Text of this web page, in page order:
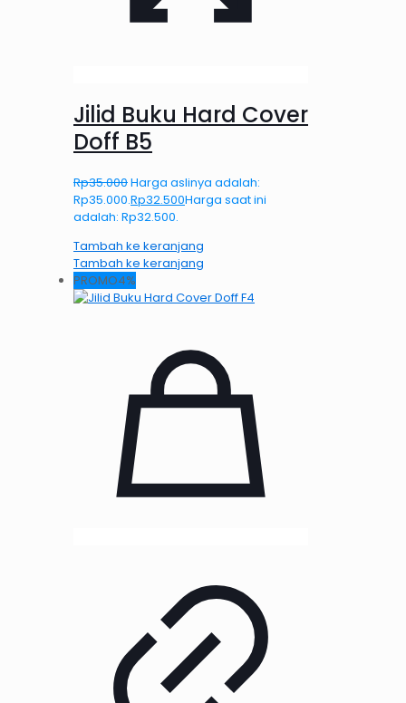
Jilid Buku Hard Cover
Doff B5
Rp35.000Harga aslinya adalah:
Rp35.000.Rp32.500Harga saat ini
adalah: Rp32.500.
Tambah ke keranjang
Tambah ke keranjang
PROMO4%